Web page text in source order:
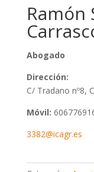
Ramón
Abogado
Dirección:
C/ Tradano nº8,
Móvil:
3382@icagr.es